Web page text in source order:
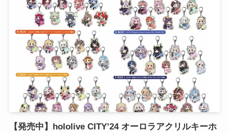
【発売中】hololive CITY’24 オーロラアクリルキーホ